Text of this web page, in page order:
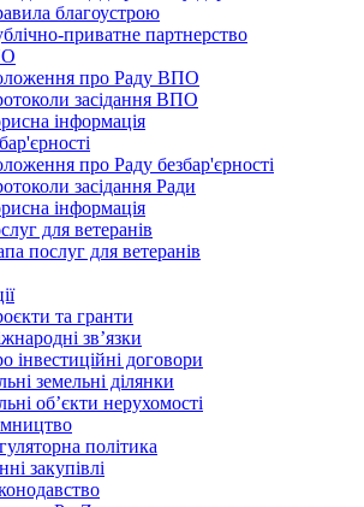
благоустрою
приватне партнерство
про Раду ВПО
засідання ВПО
інформація
про Раду безбар'єрності
засідання Ради
інформація
для ветеранів
послуг для ветеранів
та гранти
зв’язки
інвестиційні договори
земельні ділянки
об’єкти нерухомості
політика
закупівлі